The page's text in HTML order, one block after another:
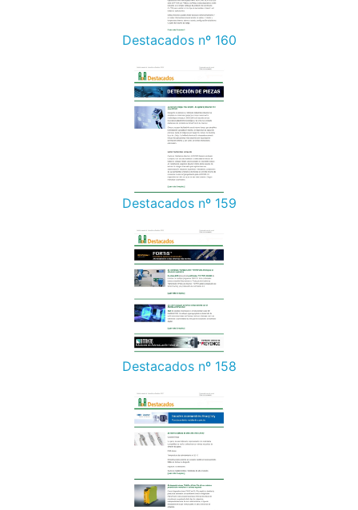
Destacados nº 160
Destacados nº 159
Destacados nº 158